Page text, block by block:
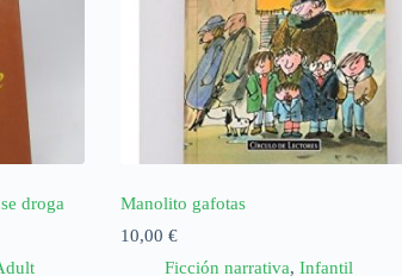
droga
Manolito gafotas
10,00 €
Ficción narrativa,Infantil